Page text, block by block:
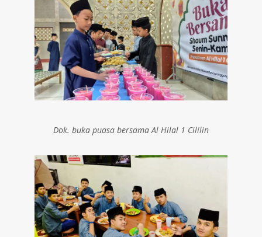
Dok. buka puasa bersama Al Hilal 1 Cililin